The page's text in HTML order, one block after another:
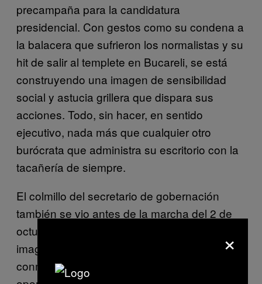
precampaña para la candidatura
presidencial. Con gestos como su condena a
la balacera que sufrieron los normalistas y su
hit de salir al templete en Bucareli, se está
construyendo una imagen de sensibilidad
social y astucia grillera que dispara sus
acciones. Todo, sin hacer, en sentido
ejecutivo, nada más que cualquier otro
burócrata que administra su escritorio con la
tacañería de siempre.
El colmillo del secretario de gobernación
también se vio antes de la marcha del 2 de
octubre: para abonar la macetita de su
imagen pública, salió a cantarle odas a la
conmemoración, a la solidaridad que tenía
×